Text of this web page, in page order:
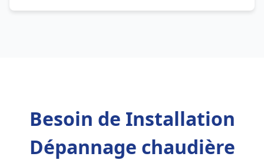
Besoin de Installation
Dépannage chaudière